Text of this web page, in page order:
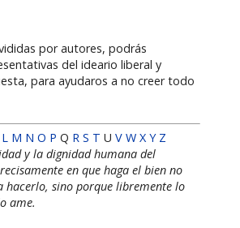
por autores, podrás
del ideario liberal y
para ayudaros a no creer todo
L M N O P Q R S T U V W X Y Z
y la dignidad humana del
en que haga el bien no
hacerlo, sino porque libremente lo
ame.